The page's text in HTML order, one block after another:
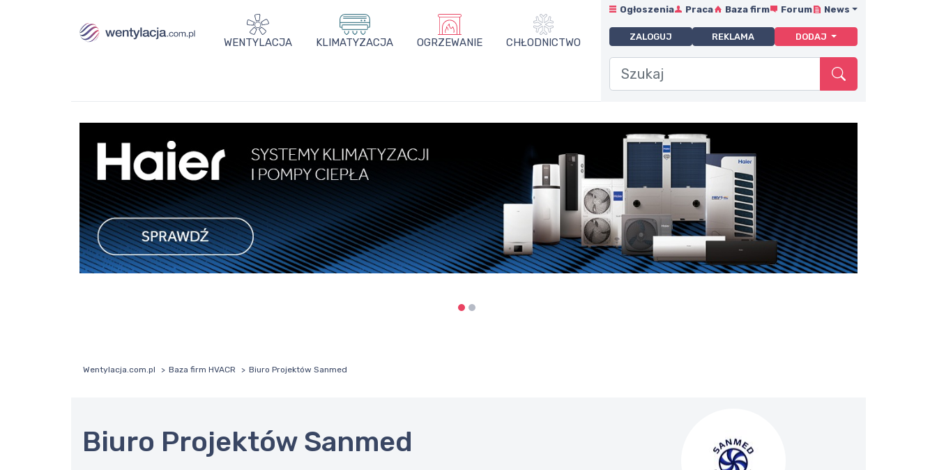
WENTYLACJA KLIMATYZACJA OGRZEWANIE CHŁODNICTWO
Ogłoszenia Praca Baza firm Forum News
ZALOGUJ REKLAMA DODAJ
Wentylacja.com.pl Baza firm HVACR Biuro Projektów Sanmed
Biuro Projektów Sanmed